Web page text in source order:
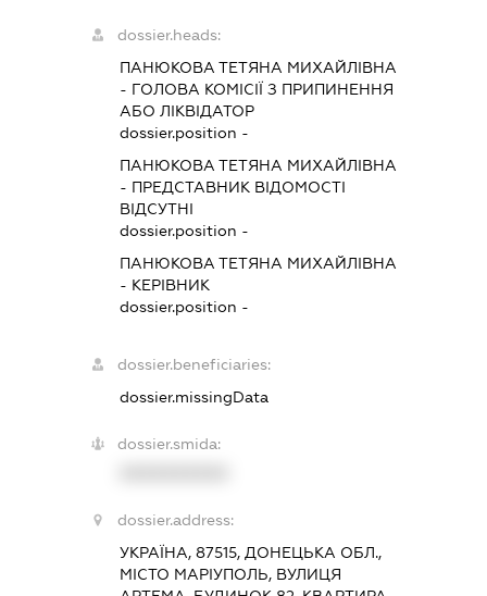
dossier.heads:
ПАНЮКОВА ТЕТЯНА МИХАЙЛІВНА
- ГОЛОВА КОМІСІЇ З ПРИПИНЕННЯ
АБО ЛІКВІДАТОР
dossier.position -
ПАНЮКОВА ТЕТЯНА МИХАЙЛІВНА
- ПРЕДСТАВНИК ВІДОМОСТІ
ВІДСУТНІ
dossier.position -
ПАНЮКОВА ТЕТЯНА МИХАЙЛІВНА
- КЕРІВНИК
dossier.position -
dossier.beneficiaries:
dossier.missingData
dossier.smida:
dossier.address:
УКРАЇНА, 87515, ДОНЕЦЬКА ОБЛ.,
МІСТО МАРІУПОЛЬ, ВУЛИЦЯ